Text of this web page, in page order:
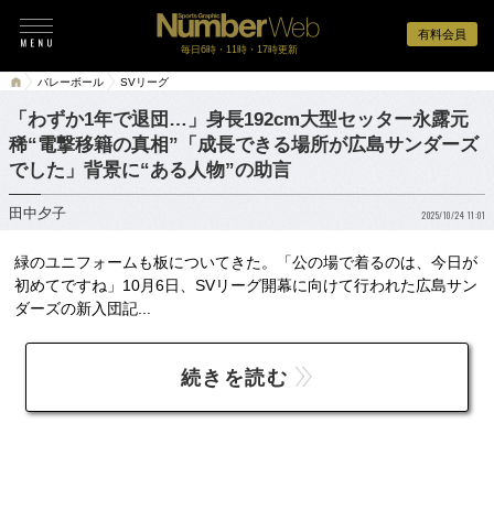
有料会員
毎日6時・11時・17時更新
バレーボール SVリーグ
「わずか1年で退団…」身長192cm大型セッター永露元
稀“電撃移籍の真相”「成長できる場所が広島サンダーズ
でした」背景に“ある人物”の助言
田中夕子 2025/10/24 11:01
緑のユニフォームも板についてきた。「公の場で着るのは、今日が
初めてですね」10月6日、SVリーグ開幕に向けて行われた広島サン
ダーズの新入団記...
続きを読む